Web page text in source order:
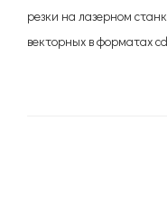
резки на лазерном
векторных в форматах